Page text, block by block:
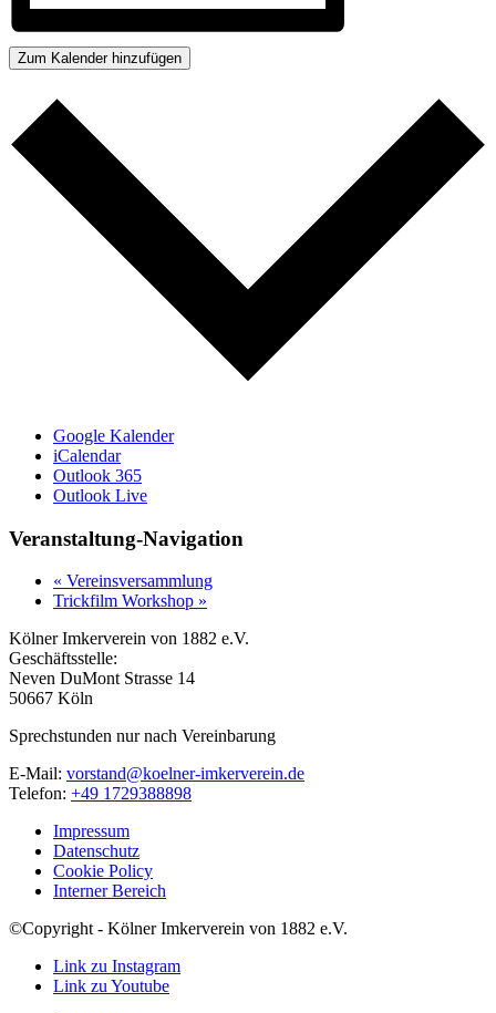
Zum Kalender hinzufügen
Google Kalender
iCalendar
Outlook 365
Outlook Live
Veranstaltung-Navigation
« Vereinsversammlung
Trickfilm Workshop »
Kölner Imkerverein von 1882 e.V.
Geschäftsstelle:
Neven DuMont Strasse 14
50667 Köln
Sprechstunden nur nach Vereinbarung
E-Mail: vorstand@koelner-imkerverein.de
Telefon: +49 1729388898
Impressum
Datenschutz
Cookie Policy
Interner Bereich
©Copyright - Kölner Imkerverein von 1882 e.V.
Link zu Instagram
Link zu Youtube